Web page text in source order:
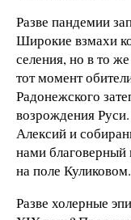
Разве пандемии
Широкие взмахи
селения, но в то
тот момент
Радонежского
возрождения
Алексий и
нами
на поле Куликовом.
Разве холерные